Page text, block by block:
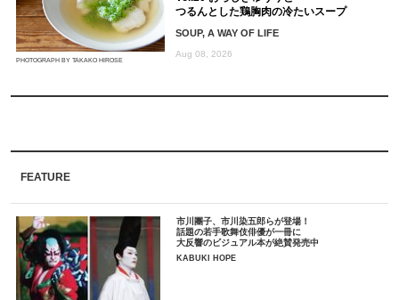
PHOTOGRAPH BY TAKAKO HIROSE
つるんとした鶏胸肉の冷たいスープ
SOUP, A WAY OF LIFE
Aug 08, 2026
FEATURE
市川團子、市川染五郎らが登場！
話題の若手歌舞伎俳優が一冊に
大反響のビジュアル本が絶賛発売中
KABUKI HOPE